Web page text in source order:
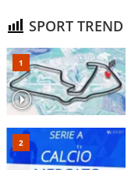
SPORT TREND